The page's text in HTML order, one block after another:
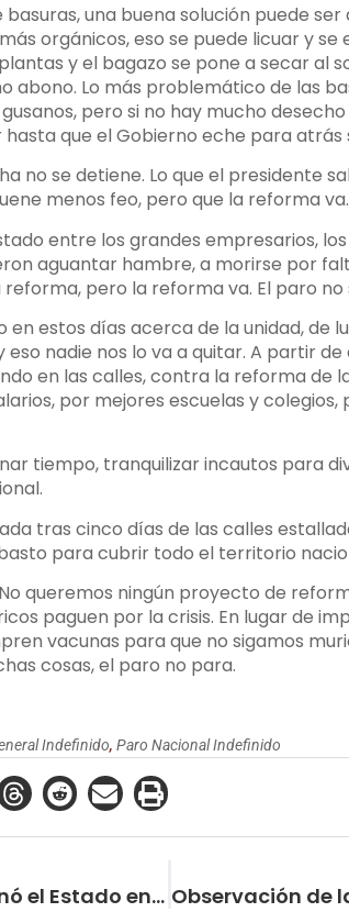
una buena solución puede ser
orgánicos, eso se puede licuar y
y el bagazo se pone a secar al
abono. Lo más problemático de las
pero si no hay mucho
que el Gobierno eche para
no se detiene. Lo que el presidente
menos feo, pero que la reforma va.
entre los grandes empresarios,
aguantar hambre, a morirse por
pero la reforma va. El paro
en estos días acerca de la unidad, de
nadie nos lo va a quitar. A partir
en las calles, contra la reforma de
por mejores escuelas y colegios,
tiempo, tranquilizar incautos para
tras cinco días de las calles
para cubrir todo el territorio
queremos ningún proyecto de
paguen por la crisis. En lugar de
vacunas para que no sigamos
cosas, el paro no para.
Indefinido,Paro Nacional Indefinido
A Nicolás Guerrero lo asesinó el Estado en Vivo y en Directo